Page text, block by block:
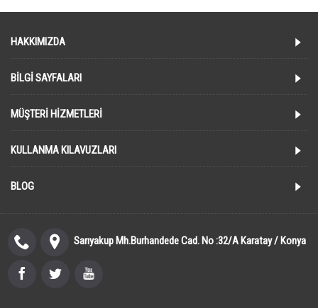
HAKKIMIZDA
BILGI SAYFALARI
MÜŞTERI HIZMETLERI
KULLANMA KILAVUZLARI
BLOG
Sarıyakup Mh.Burhandede Cad. No :32/A Karatay / Konya